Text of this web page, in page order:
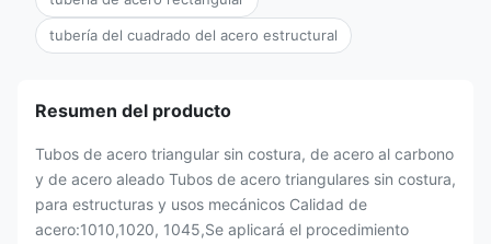
tubería del cuadrado del acero estructural
Resumen del producto
Tubos de acero triangular sin costura, de acero al carbono
y de acero aleado Tubos de acero triangulares sin costura,
para estructuras y usos mecánicos Calidad de
acero:1010,1020, 1045,Se aplicará el procedimiento